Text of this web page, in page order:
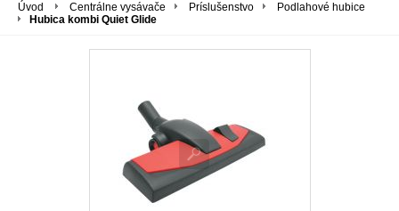
Úvod Centrálne vysávače Príslušenstvo
Podlahové hubice
Hubica kombi Quiet Glide